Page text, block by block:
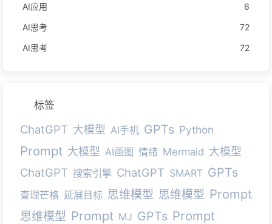
AI应用
6
AI思考
72
AI思考
72
标签
ChatGPT 大模型 AI手机 GPTs Python
Prompt 大模型 AI画图 情绪 Mermaid 大模型
ChatGPT 搜索引擎 ChatGPT SMART GPTs
查理芒格 延展目标 思维模型 思维模型 Prompt
思维模型 Prompt MJ GPTs Prompt